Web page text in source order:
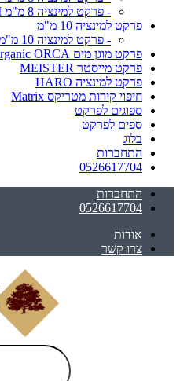
- פרקט למינציה 8 מ"מ MGM
פרקט למינציה 10 מ"מ
- פרקט למינציה 10 מ"מ אלטיטיוד פלוס
פרקט מוגן מים Organic ORCA
פרקט מייסטר MEISTER
פרקט למינציה HARO
חיפוי קירות מטריקס Matrix
ספוגים לפרקט
ספים לפרקט
בלוג
התחברות
0526617704
התחברות
0526617704
אודות
צרו קשר